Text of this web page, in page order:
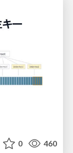
0 460